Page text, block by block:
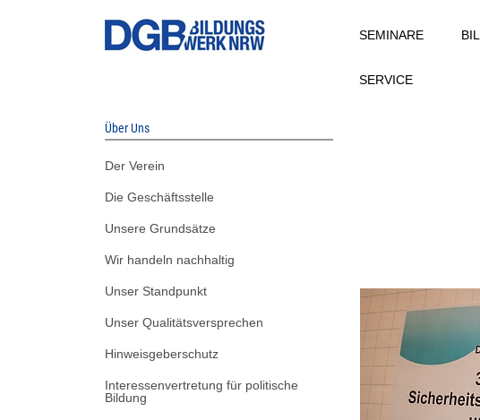
SEMINARE
SERVICE
Über Uns
Der Verein
Die Geschäftsstelle
Unsere Grundsätze
Wir handeln nachhaltig
Unser Standpunkt
Unser Qualitätsversprechen
Hinweisgeberschutz
Interessenvertretung für politische
Bildung